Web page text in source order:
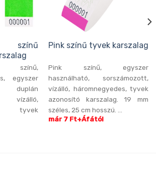
színű
színű,
egyszer
duplán
vízálló,
tyvek
Pink színű tyvek karszalag
Pink színű, egyszer
használható, sorszámozott,
vízálló, háromnegyedes, tyvek
azonosító karszalag. 19 mm
széles, 25 cm hosszú. ...
már 7 Ft+Áfától